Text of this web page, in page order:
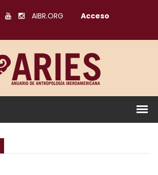
AIBR.ORG Acceso